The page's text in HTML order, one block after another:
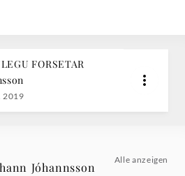
FORSETAR
2019
Jóhannsson
Alle anzeigen